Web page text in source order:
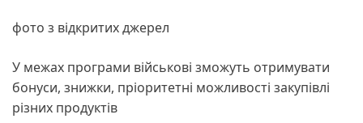
фото з відкритих джерел
У межах програми військові зможуть отримувати
бонуси, знижки, пріоритетні можливості закупівлі
різних продуктів